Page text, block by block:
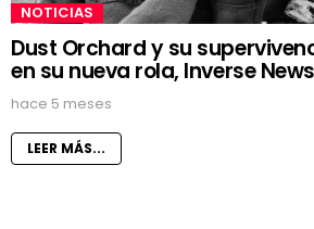
NOTICIAS
Dust Orchard y su
en su nueva rola, Inverse
hace 5 meses
LEER MÁS...